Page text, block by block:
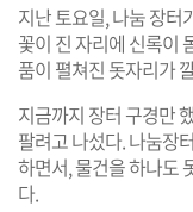
지난 토요일, 나눔 장터
꽃이 진 자리에 신록이
품이 펼쳐진 돗자리가
지금까지 장터 구경만
팔려고 나섰다. 나눔장
하면서, 물건을 하나도
다.